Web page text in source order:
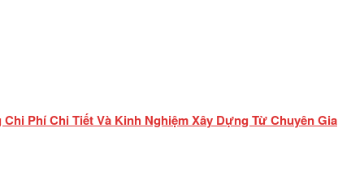
Phí Chi Tiết Và Kinh Nghiệm Xây Dựng Từ Chuyên Gia